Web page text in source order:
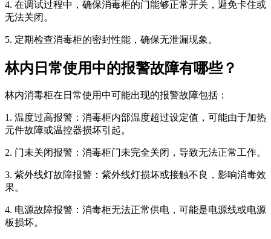
4. 在调试过程中，确保消毒柜的门能够正常开关，避免卡住或
无法关闭。
5. 定期检查消毒柜的密封性能，确保无泄漏现象。
林内日常使用中的报警故障有哪些？
林内消毒柜在日常使用中可能出现的报警故障包括：
1. 温度过高报警：消毒柜内部温度超过设定值，可能由于加热
元件故障或温控器损坏引起。
2. 门未关闭报警：消毒柜门未完全关闭，导致无法正常工作。
3. 紫外线灯故障报警：紫外线灯损坏或接触不良，影响消毒效
果。
4. 电源故障报警：消毒柜无法正常供电，可能是电源线或电源
板损坏。